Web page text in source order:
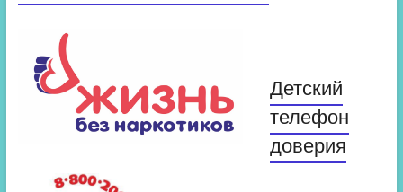
Детский
телефон
доверия